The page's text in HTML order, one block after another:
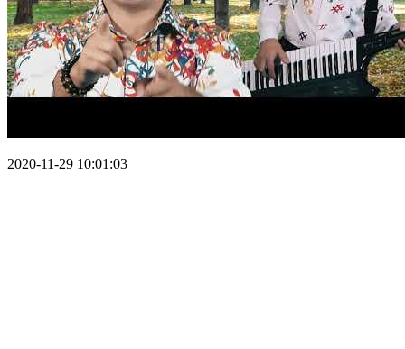
2020-11-29 10:01:03